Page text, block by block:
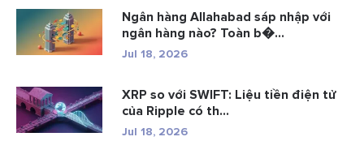
Ngân hàng Allahabad sáp nhập với
ngân hàng nào? Toàn b�...
Jul 18, 2026
XRP so với SWIFT: Liệu tiền điện tử
của Ripple có th...
Jul 18, 2026